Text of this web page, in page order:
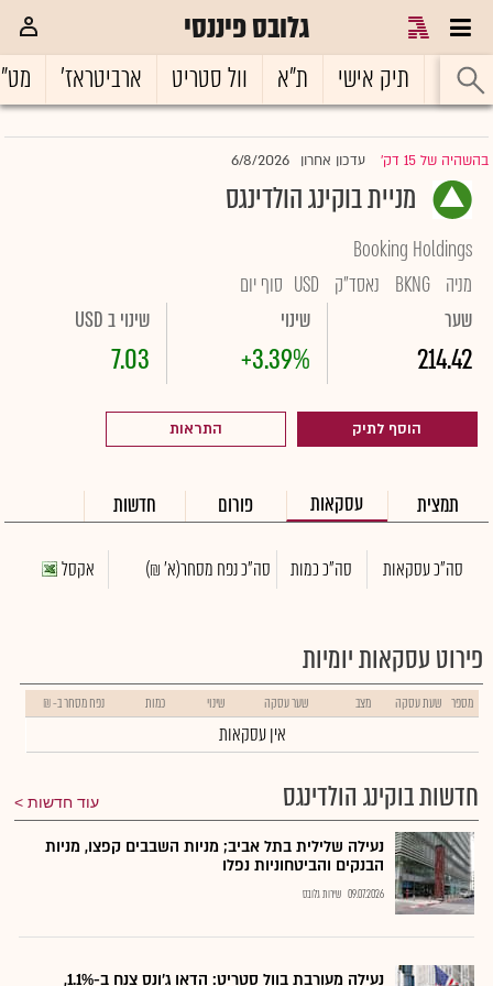
גלובס פיננסי
ראשי תיק אישי ת"א וול סטריט ארביטראז'
בהשהיה של 15 דק' |עדכון אחרון 6/8/2026
מניית בוקינג הולדינגס
Booking Holdings
מניה BKNG נאסד"ק USD סוף יום
שער
214.42
שינוי
+3.39%
שינוי ב USD
7.03
הוסף לתיק התראות
תמצית עסקאות פורום חדשות
סה"כ עסקאות סה"כ כמות סה"כ נפח מסחר(א' ₪) אקסל
פירוט עסקאות יומיות
מספר שעת עסקה מצב שער עסקה שינוי כמות נפח מסחר ב- ₪
אין עסקאות
חדשות בוקינג הולדינגס עוד חדשות
נעילה שלילית בתל אביב; מניות השבבים קפצו, מניות
הבנקים והביטחוניות נפלו
09.07.2026 שירות גלובס
נעילה מעורבת בוול סטריט: הדאו ג'ונס צנח ב-1.1%,